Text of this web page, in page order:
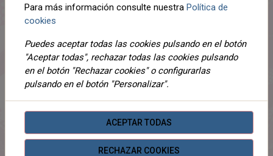
ADJUNTOS
OPINIONES
¡Este producto no tiene descripción!
PRODUCTOSRELACIONADOS
Para más información consulte nuestra Política de
cookies
Puedes aceptar todas las cookies pulsando en el botón
"Aceptar todas", rechazar todas las cookies pulsando
en el botón "Rechazar cookies" o configurarlas
pulsando en el botón "Personalizar".
ACEPTAR TODAS
RECHAZAR COOKIES